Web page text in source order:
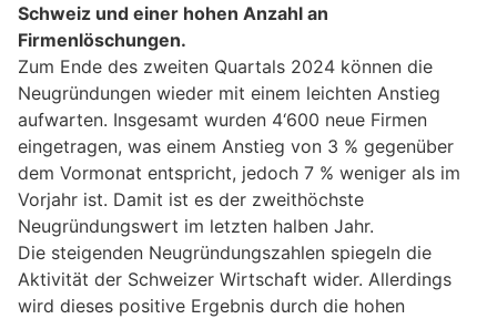
Schweiz und einer hohen Anzahl an
Firmenlöschungen.
Zum Ende des zweiten Quartals 2024 können die
Neugründungen wieder mit einem leichten Anstieg
aufwarten. Insgesamt wurden 4‘600 neue Firmen
eingetragen, was einem Anstieg von 3 % gegenüber
dem Vormonat entspricht, jedoch 7 % weniger als im
Vorjahr ist. Damit ist es der zweithöchste
Neugründungswert im letzten halben Jahr.
Die steigenden Neugründungszahlen spiegeln die
Aktivität der Schweizer Wirtschaft wider. Allerdings
wird dieses positive Ergebnis durch die hohen